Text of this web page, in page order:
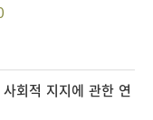
회적 지지에 관한 연